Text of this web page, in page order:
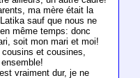
ma mère était la
sauf que nous ne
même temps: donc
soit mon mari et moi!
et cousines,
vraiment dur, je ne